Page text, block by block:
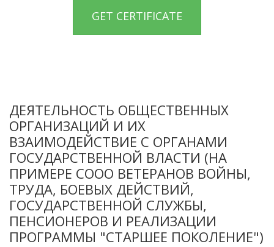
GET CERTIFICATE
ДЕЯТЕЛЬНОСТЬ ОБЩЕСТВЕННЫХ
ОРГАНИЗАЦИЙ И ИХ
ВЗАИМОДЕЙСТВИЕ С ОРГАНАМИ
ГОСУДАРСТВЕННОЙ ВЛАСТИ (НА
ПРИМЕРЕ СООО ВЕТЕРАНОВ ВОЙНЫ,
ТРУДА, БОЕВЫХ ДЕЙСТВИЙ,
ГОСУДАРСТВЕННОЙ СЛУЖБЫ,
ПЕНСИОНЕРОВ И РЕАЛИЗАЦИИ
ПРОГРАММЫ "СТАРШЕЕ ПОКОЛЕНИЕ")